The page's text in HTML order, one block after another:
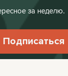
за неделю.
Подписаться